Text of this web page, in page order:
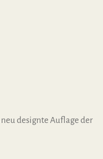
designte Auflage der